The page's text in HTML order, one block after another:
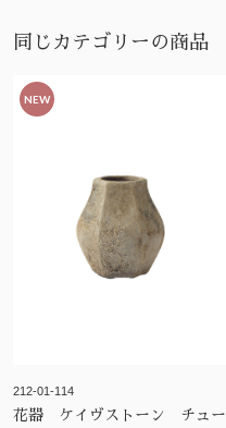
同じカテゴリーの商品
NEW
212-01-114
花器 ケイヴストーン チュー